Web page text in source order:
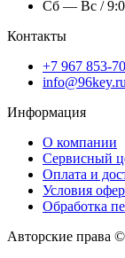
Сб — Вс /
Контакты
+7 967 853-
Информация
О компании
Сервисный
Оплата и
Условия
Обработка
Авторские права